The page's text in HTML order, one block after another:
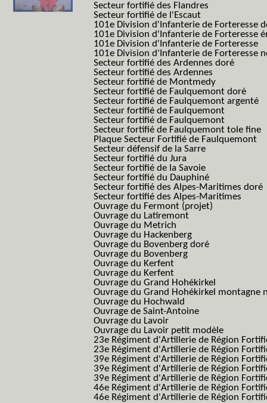
Secteur fortifié des Flandres
Secteur fortifié de l'Escaut
101e Division d'Infanterie de Forteresse
101e Division d'Infanterie de Forteresse
101e Division d'Infanterie de Forteresse
101e Division d'Infanterie de Forteresse
Secteur fortifié des Ardennes doré
Secteur fortifié des Ardennes
Secteur fortifié de Montmedy
Secteur fortifié de Faulquemont doré
Secteur fortifié de Faulquemont argenté
Secteur fortifié de Faulquemont
Secteur fortifié de Faulquemont
Secteur fortifié de Faulquemont tole fine
Plaque Secteur Fortifié de Faulquemont
Secteur défensif de la Sarre
Secteur fortifié du Jura
Secteur fortifié de la Savoie
Secteur fortifié du Dauphiné
Secteur fortifié des Alpes-Maritimes doré
Secteur fortifié des Alpes-Maritimes
Ouvrage du Fermont (projet)
Ouvrage du Latiremont
Ouvrage du Metrich
Ouvrage du Hackenberg
Ouvrage du Bovenberg doré
Ouvrage du Bovenberg
Ouvrage du Kerfent
Ouvrage du Kerfent
Ouvrage du Grand Hohékirkel
Ouvrage du Grand Hohékirkel montagne
Ouvrage du Hochwald
Ouvrage de Saint-Antoine
Ouvrage du Lavoir
Ouvrage du Lavoir petit modèle
23e Régiment d'Artillerie de Région
23e Régiment d'Artillerie de Région
39e Régiment d'Artillerie de Région
39e Régiment d'Artillerie de Région
39e Régiment d'Artillerie de Région
46e Régiment d'Artillerie de Région
46e Régiment d'Artillerie de Région